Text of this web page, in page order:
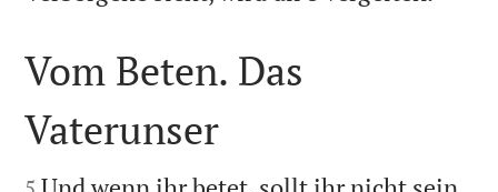
Vom Beten. Das
Vaterunser